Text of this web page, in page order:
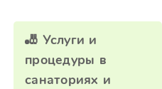
🎳 Услуги и
процедуры в
санаториях и